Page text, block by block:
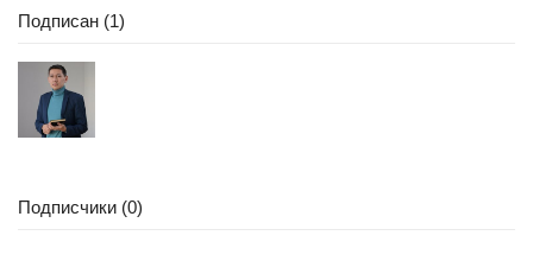
Язык
Подписан (1)
Подписчики (0)